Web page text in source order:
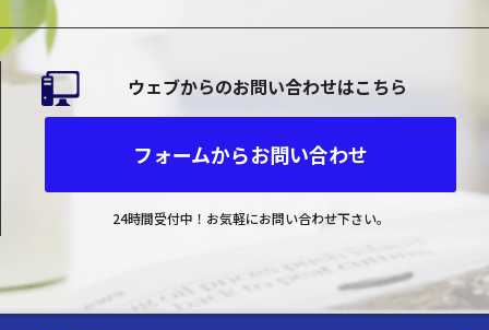
ウェブからのお問い合わせはこちら
フォームからお問い合わせ
24時間受付中！お気軽にお問い合わせ下さい。